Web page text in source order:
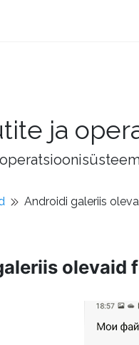
ja
Androidi galeriis
olevaid